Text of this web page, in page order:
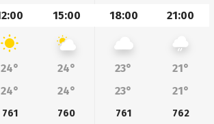
15:00 18:00 21:00
24° 24° 23°
21°
24° 24° 23° 21°
761 760 761
762